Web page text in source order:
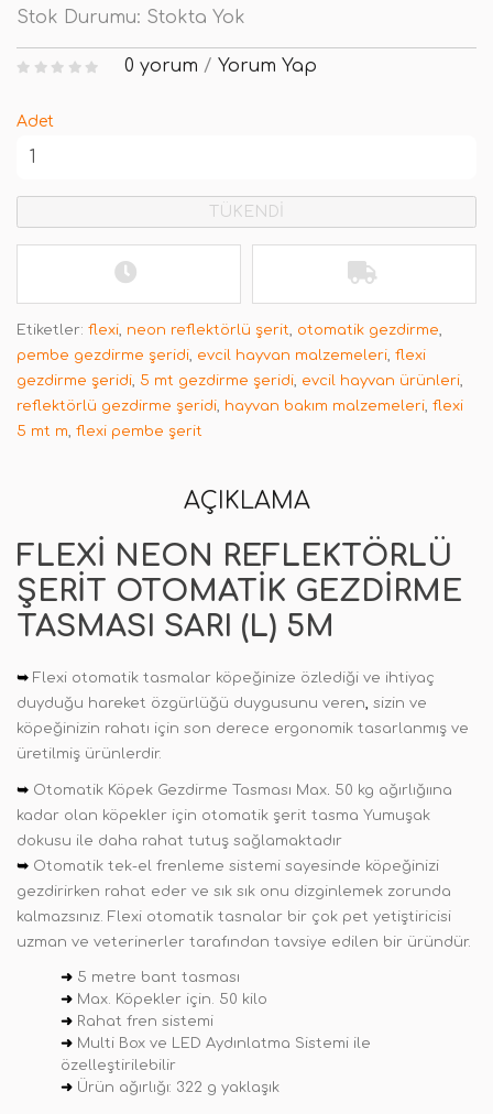
Stok Durumu: Stokta Yok
0 yorum / Yorum Yap
Adet
TÜKENDİ
Etiketler: flexi, neon reflektörlü şerit, otomatik gezdirme,
pembe gezdirme şeridi, evcil hayvan malzemeleri, flexi
gezdirme şeridi, 5 mt gezdirme şeridi, evcil hayvan ürünleri,
reflektörlü gezdirme şeridi, hayvan bakım malzemeleri, flexi
5 mt m, flexi pembe şerit
AÇIKLAMA
FLEXI NEON REFLEKTÖRLÜ
ŞERIT OTOMATIK GEZDIRME
TASMASI SARI (L) 5M
➥ Flexi otomatik tasmalar köpeğinize özlediği ve ihtiyaç
duyduğu hareket özgürlüğü duygusunu veren, sizin ve
köpeğinizin rahatı için son derece ergonomik tasarlanmış ve
üretilmiş ürünlerdir.
➥ Otomatik Köpek Gezdirme Tasması Max. 50 kg ağırlığıına
kadar olan köpekler için otomatik şerit tasma Yumuşak
dokusu ile daha rahat tutuş sağlamaktadır
➥ Otomatik tek-el frenleme sistemi sayesinde köpeğinizi
gezdirirken rahat eder ve sık sık onu dizginlemek zorunda
kalmazsınız. Flexi otomatik tasnalar bir çok pet yetiştiricisi
uzman ve veterinerler tarafından tavsiye edilen bir üründür.
➜ 5 metre bant tasması
➜ Max. Köpekler için. 50 kilo
➜ Rahat fren sistemi
➜ Multi Box ve LED Aydınlatma Sistemi ile
özelleştirilebilir
➜ Ürün ağırlığı: 322 g yaklaşık